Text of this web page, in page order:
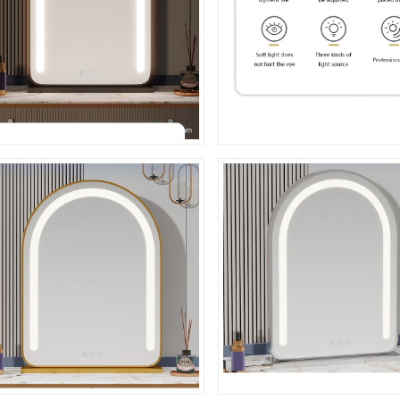
पहले ऑर्डर पर 10% की छूट का आनंद लेंजब आप
और टेक्स्ट संदेश प्राप्त करने के लिए साइन अप करें*